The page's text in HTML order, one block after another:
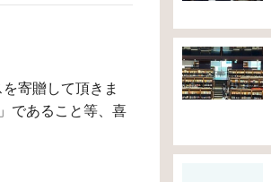
寄贈して頂きま
であること等、喜